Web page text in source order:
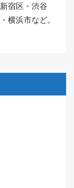
宿区・渋谷
横浜市など。